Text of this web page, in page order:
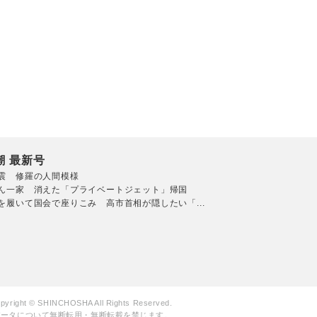
最新号
修羅の人間模様
一家 消えた「プライベートジェット」帰国
履いて国会で座りこみ 高市首相が隠したい「...
© SHINCHOSHA All Rights Reserved.
タについて無断転用・無断転載を禁じます。